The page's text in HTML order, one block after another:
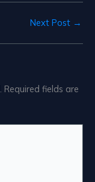
Next Post →
Required fields are